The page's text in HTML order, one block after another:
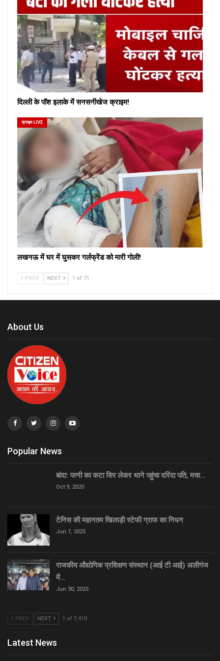
दिल्ली के पॉश इलाके में सनसनीखेज क्राइम!
क्राइम LIVE
लखनऊ में घर में घुसकर गर्लफ्रेंड को मारी गोली!
PREV NEXT 1 of 71
About Us
Popular News
बांदा: पत्नी का कटा सिर लेकर थाने पहुंचा दरिंदा पति, मचा…
Oct 9, 2020
टेनिस की महानतम खिलाड़ी स्टेफी ग्राफ का निधन
Jun 7, 2025
राजकीय औद्योगिक प्रशिक्षण संस्थान (आई टी आई) अलीगंज
में…
Jun 30, 2025
PREV NEXT 1 of 7,410
Latest News